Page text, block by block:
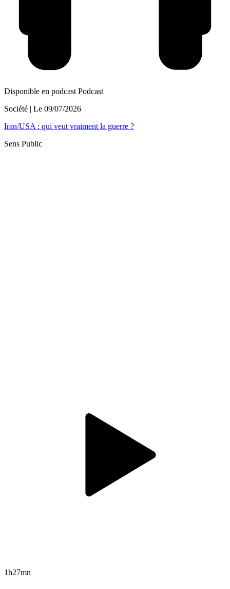
Disponible en podcast Podcast
Société | Le 09/07/2026
Iran/USA : qui veut vraiment la guerre ?
Sens Public
1h27mn